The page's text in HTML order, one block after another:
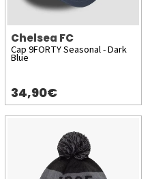
Chelsea FC
Cap 9FORTY Seasonal - Dark
Blue
34,90€